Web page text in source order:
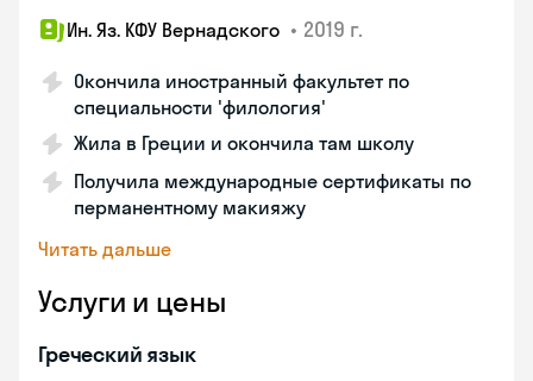
Ин. Яз. КФУ Вернадского • 2019 г.
Окончила иностранный факультет по
специальности 'филология'
Жила в Греции и окончила там школу
Получила международные сертификаты по
перманентному макияжу
Читать дальше
Услуги и цены
Греческий язык